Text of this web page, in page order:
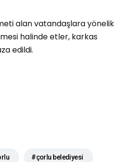
alan vatandaşlara yönelik
halinde etler, karkas
edildi.
#çorlu belediyesi